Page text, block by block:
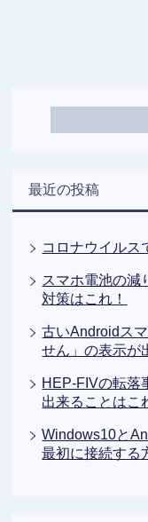
最近の投稿
コロナウイルス
スマホ電池の減
対策はこれ！
古いAndroidス
せん」の表示が
HEP-FIVの転落
出来ることはこ
Windows10と
最初に接続する